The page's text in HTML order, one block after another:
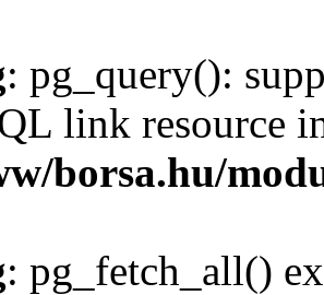
: pg_query():
link resource
borsa.hu/
: pg_fetch_all()